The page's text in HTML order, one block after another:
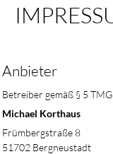
Anbieter
Betreiber gemäß § 5
Michael Korthaus
Frümbergstraße 8
51702 Bergneustadt